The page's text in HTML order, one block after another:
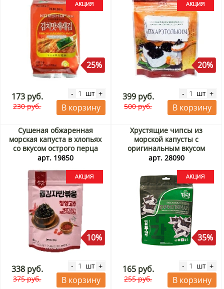
25%
173 руб.
230 руб.
- шт +
В корзину
20%
399 руб.
500 руб.
- шт +
В корзину
Сушеная обжаренная
морская капуста в хлопьях
со вкусом острого перца
Семья Ким и Ли/Kim’s &
Акция
арт. 19850
10%
338 руб.
375 руб.
- шт +
В корзину
Хрустящие чипсы из
морской капусты с
оригинальным вкусом
Фурми Ким/ Furmi Kim,
арт. 28090
35%
165 руб.
255 руб.
- шт +
В корзину